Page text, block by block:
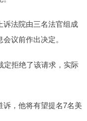
法院由三名法官组成
议前作出决定。
拒绝了该请求，实际
，他将有望提名7名美